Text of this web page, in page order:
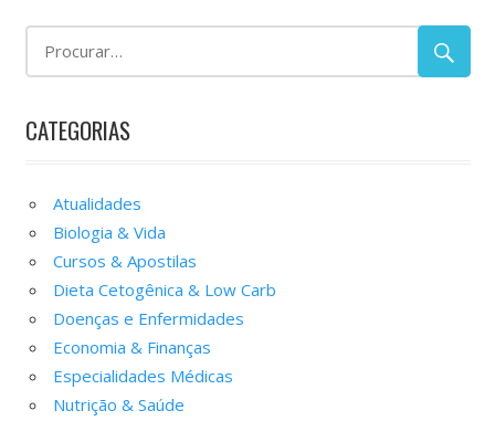
CATEGORIAS
Atualidades
Biologia & Vida
Cursos & Apostilas
Dieta Cetogênica & Low Carb
Doenças e Enfermidades
Economia & Finanças
Especialidades Médicas
Nutrição & Saúde